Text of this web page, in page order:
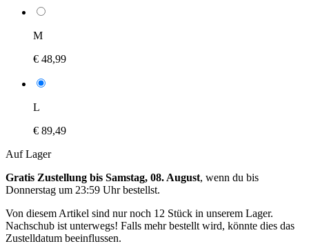
M
€ 48,99
L
€ 89,49
Auf Lager
Gratis Zustellung bis Samstag, 08. August, wenn du bis
Donnerstag um 23:59 Uhrbestellst.
Von diesem Artikel sind nur noch 12 Stück in unserem Lager.
Nachschub ist unterwegs! Falls mehr bestellt wird, könnte dies das
Zustelldatum beeinflussen.